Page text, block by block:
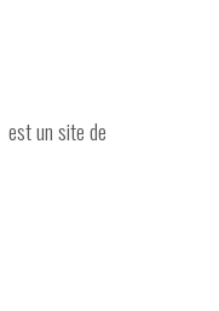
est un site de